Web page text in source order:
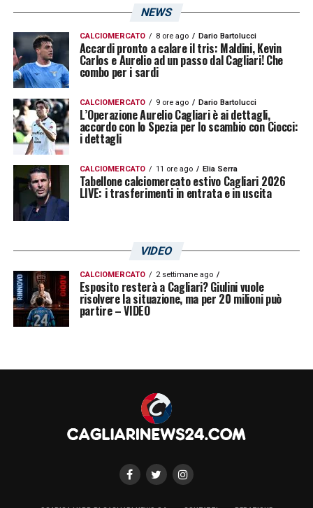
NEWS
CALCIOMERCATO 8 ore ago Dario Bartolucci
Accardi pronto a calare il tris: Maldini, Kevin
Carlos e Aurelio ad un passo dal Cagliari! Che
combo per i sardi
CALCIOMERCATO 9 ore ago Dario Bartolucci
L’Operazione Aurelio Cagliari è ai dettagli,
accordo con lo Spezia per lo scambio con Ciocci:
i dettagli
CALCIOMERCATO 11 ore ago Elia Serra
Tabellone calciomercato estivo Cagliari 2026
LIVE: i trasferimenti in entrata e in uscita
VIDEO
CALCIOMERCATO 2 settimane ago
Esposito resterà a Cagliari? Giulini vuole
risolvere la situazione, ma per 20 milioni può
partire – VIDEO